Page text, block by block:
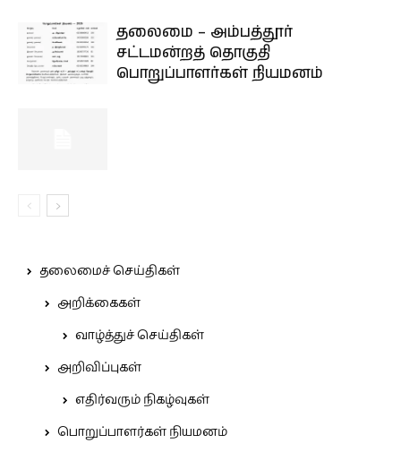
தலைமை – அம்பத்தூர்
சட்டமன்றத் தொகுதி
பொறுப்பாளர்கள் நியமனம்
தலைமைச் செய்திகள்
அறிக்கைகள்
வாழ்த்துச் செய்திகள்
அறிவிப்புகள்
எதிர்வரும் நிகழ்வுகள்
பொறுப்பாளர்கள் நியமனம்